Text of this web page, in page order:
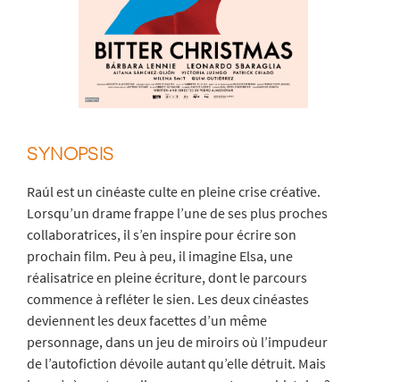
SYNOPSIS
Raúl est un cinéaste culte en pleine crise créative.
Lorsqu’un drame frappe l’une de ses plus proches
collaboratrices, il s’en inspire pour écrire son
prochain film. Peu à peu, il imagine Elsa, une
réalisatrice en pleine écriture, dont le parcours
commence à refléter le sien. Les deux cinéastes
deviennent les deux facettes d’un même
personnage, dans un jeu de miroirs où l’impudeur
de l’autofiction dévoile autant qu’elle détruit. Mais